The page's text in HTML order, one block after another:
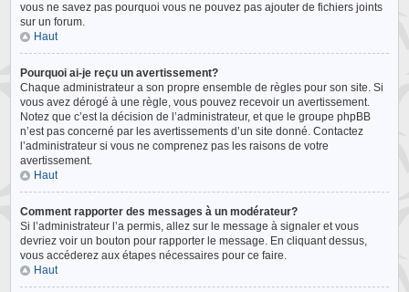
vous ne savez pas pourquoi vous ne pouvez pas ajouter de fichiers joints
sur un forum.
Haut
Pourquoi ai-je reçu un avertissement?
Chaque administrateur a son propre ensemble de règles pour son site. Si
vous avez dérogé à une règle, vous pouvez recevoir un avertissement.
Notez que c’est la décision de l’administrateur, et que le groupe phpBB
n’est pas concerné par les avertissements d’un site donné. Contactez
l’administrateur si vous ne comprenez pas les raisons de votre
avertissement.
Haut
Comment rapporter des messages à un modérateur?
Si l’administrateur l’a permis, allez sur le message à signaler et vous
devriez voir un bouton pour rapporter le message. En cliquant dessus,
vous accéderez aux étapes nécessaires pour ce faire.
Haut